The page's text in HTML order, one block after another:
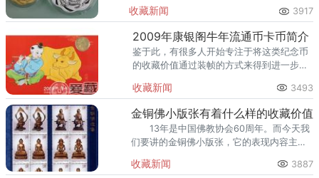
特别重要的系列，由于恰好是在龙年发行，
自然也更加让人喜欢。
收藏新闻 3917
2009年康银阁牛年流通币卡币简介
鉴于此，有很多人开始专注于将这类纪念币
的收藏价值通过装帧的方式来得到进一步的
于这样的考虑而出现的。
收藏新闻 3493
金铜佛小版张有着什么样的收藏价值
13年是中国佛教协会60周年。而今天我
们要讲的金铜佛小版张，它的表现内容主要
收藏新闻 3887